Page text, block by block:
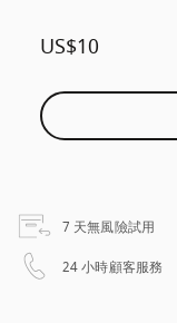
US$10
7 天無風險試用
24 小時顧客服務